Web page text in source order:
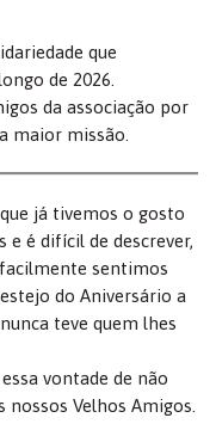
que
de 2026.
da associação por
maior missão.
já tivemos o gosto
é difícil de descrever,
sentimos
do Aniversário a
teve quem lhes
vontade de não
Velhos Amigos.